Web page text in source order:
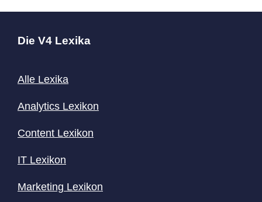
Die V4 Lexika
Alle Lexika
Analytics Lexikon
Content Lexikon
IT Lexikon
Marketing Lexikon